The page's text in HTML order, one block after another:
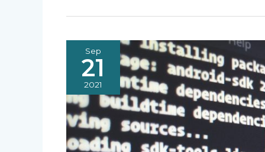
Sep
21
2021